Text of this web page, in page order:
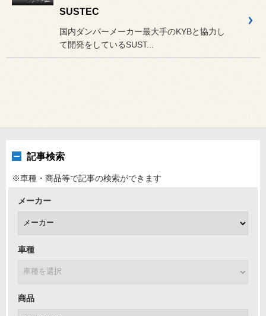
SUSTEC
国内ダンパーメーカー最大手のKYBと協力し
て開発をしているSUST...
記事検索
※車種・商品等で記事の検索ができます
メーカー
車種
商品